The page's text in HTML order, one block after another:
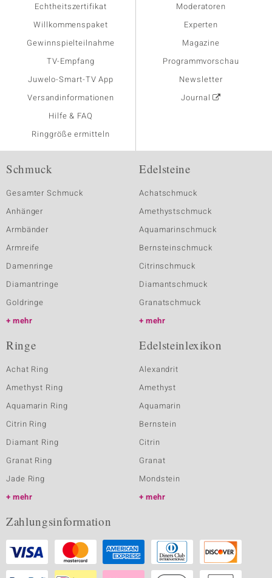
Echtheitszertifikat
Willkommenspaket
Gewinnspielteilnahme
TV-Empfang
Juwelo-Smart-TV App
Versandinformationen
Hilfe & FAQ
Ringgröße ermitteln
Moderatoren
Experten
Magazine
Programmvorschau
Newsletter
Journal
Schmuck
Gesamter Schmuck
Anhänger
Armbänder
Armreife
Damenringe
Diamantringe
Goldringe
mehr
Edelsteine
Achatschmuck
Amethystschmuck
Aquamarinschmuck
Bernsteinschmuck
Citrinschmuck
Diamantschmuck
Granatschmuck
mehr
Ringe
Achat Ring
Amethyst Ring
Aquamarin Ring
Citrin Ring
Diamant Ring
Granat Ring
Jade Ring
mehr
Edelsteinlexikon
Alexandrit
Amethyst
Aquamarin
Bernstein
Citrin
Granat
Mondstein
mehr
Zahlungsinformation